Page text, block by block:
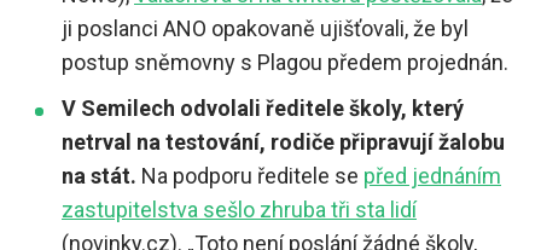
ji poslanci ANO opakovaně ujišťovali, že byl
postup sněmovny s Plagou předem projednán.
V Semilech odvolali ředitele školy, který
netrval na testování, rodiče připravují žalobu
na stát. Na podporu ředitele se před jednáním
zastupitelstva sešlo zhruba tři sta lidí
(novinky.cz). „Toto není poslání žádné školy,